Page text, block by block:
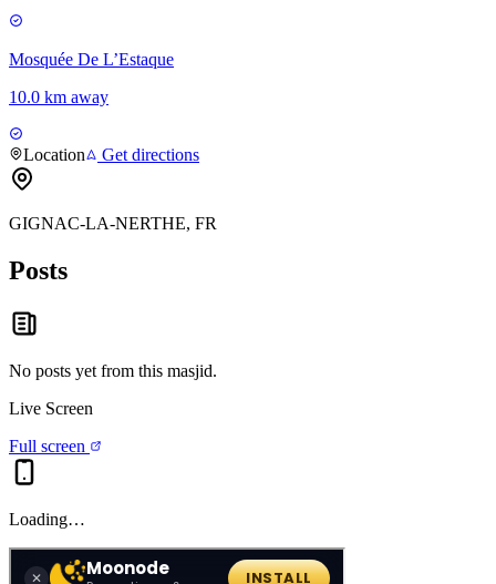
Mosquée De L’Estaque
10.0 km away
Location Get directions
GIGNAC-LA-NERTHE, FR
Posts
No posts yet from this masjid.
Live Screen
Full screen
Loading…